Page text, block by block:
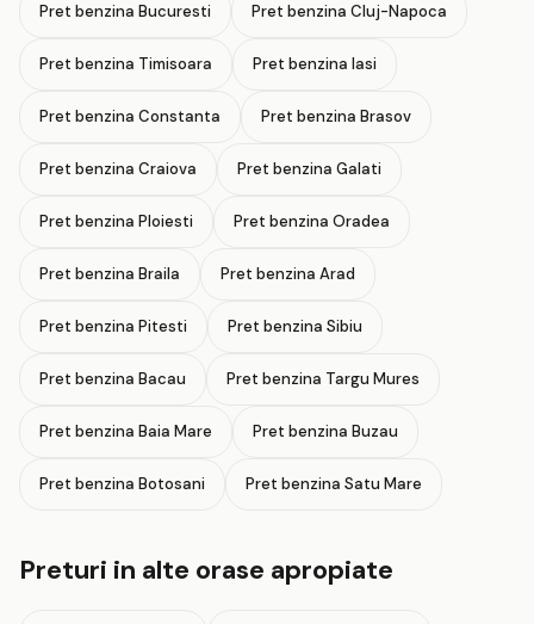
Pret benzina Bucuresti Pret benzina Cluj-Napoca
Pret benzina Timisoara Pret benzina Iasi
Pret benzina Constanta Pret benzina Brasov
Pret benzina Craiova Pret benzina Galati
Pret benzina Ploiesti Pret benzina Oradea
Pret benzina Braila Pret benzina Arad
Pret benzina Pitesti Pret benzina Sibiu
Pret benzina Bacau Pret benzina Targu Mures
Pret benzina Baia Mare Pret benzina Buzau
Pret benzina Botosani Pret benzina Satu Mare
Preturi in alte orase apropiate